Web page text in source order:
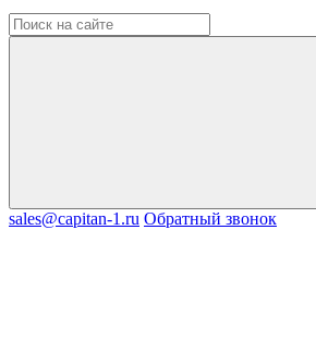
sales@capitan-1.ru Обратный звонок